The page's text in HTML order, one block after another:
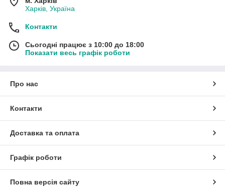
Харків, Україна
Контакти
Сьогодні працює з 10:00 до 18:00
Показати весь графік роботи
Про нас
Контакти
Доставка та оплата
Графік роботи
Повна версія сайту